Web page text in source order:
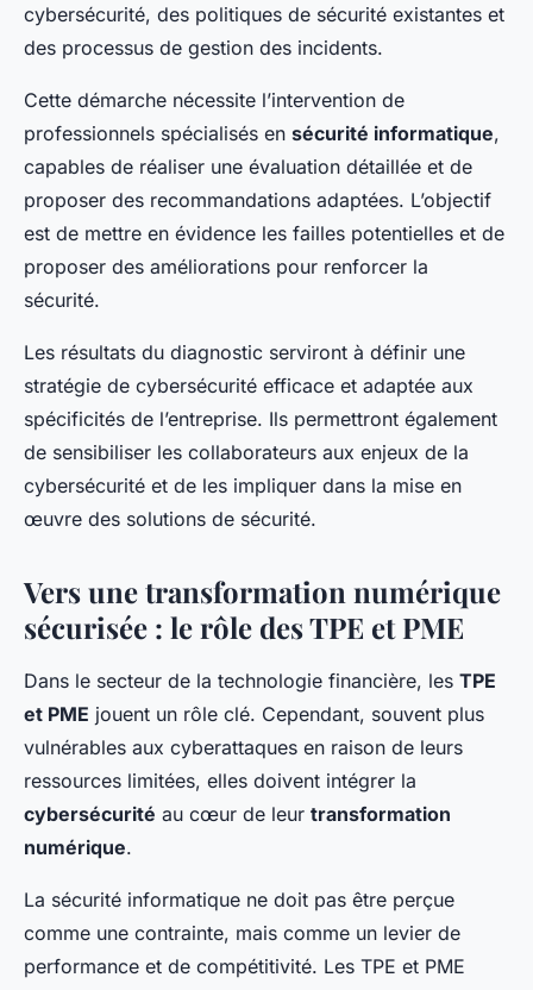
cybersécurité, des politiques de sécurité existantes et
des processus de gestion des incidents.
Cette démarche nécessite l’intervention de
professionnels spécialisés en sécurité informatique,
capables de réaliser une évaluation détaillée et de
proposer des recommandations adaptées. L’objectif
est de mettre en évidence les failles potentielles et de
proposer des améliorations pour renforcer la
sécurité.
Les résultats du diagnostic serviront à définir une
stratégie de cybersécurité efficace et adaptée aux
spécificités de l’entreprise. Ils permettront également
de sensibiliser les collaborateurs aux enjeux de la
cybersécurité et de les impliquer dans la mise en
œuvre des solutions de sécurité.
Vers une transformation numérique
sécurisée : le rôle des TPE et PME
Dans le secteur de la technologie financière, les TPE
et PME jouent un rôle clé. Cependant, souvent plus
vulnérables aux cyberattaques en raison de leurs
ressources limitées, elles doivent intégrer la
cybersécurité au cœur de leur transformation
numérique.
La sécurité informatique ne doit pas être perçue
comme une contrainte, mais comme un levier de
performance et de compétitivité. Les TPE et PME